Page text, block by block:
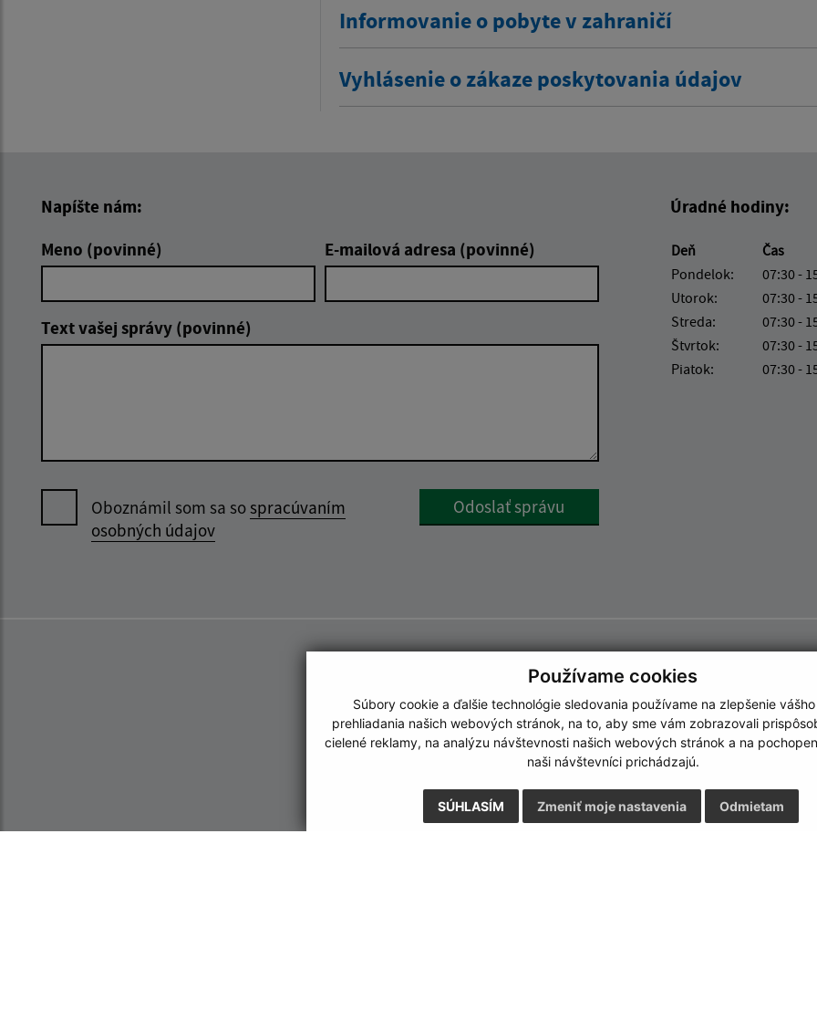
Používame cookies
Súbory cookie a ďalšie technológie sledovania používame na zlepšenie
prehliadania našich webových stránok, na to, aby sme vám zobrazovali
cielené reklamy, na analýzu návštevnosti našich webových stránok a na
naši návštevníci prichádzajú.
SÚHLASÍM Odmietam
Zmeniť moje nastavenia
Informovanie o pobyte v zahraničí
Vyhlásenie o zákaze poskytovania údajov
Napíšte nám:
Meno (povinné)
E-mailová adresa (povinné)
Text vašej správy (povinné)
Oboznámil som sa sospracúvaním
osobných údajov
Odoslať správu
Úradné hodiny:
Deň
Čas
Pondelok:
07:30 -
Utorok:
07:30 -
Streda:
07:30 -
Štvrtok:
07:30 -
Piatok:
07:30 -